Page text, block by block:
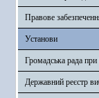
Правове
Установи
Громадська рада
Державний реєстр